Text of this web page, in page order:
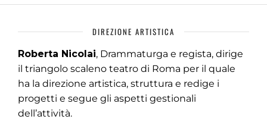
DIREZIONE ARTISTICA
Roberta Nicolai, Drammaturga e regista, dirige
il triangolo scaleno teatro di Roma per il quale
ha la direzione artistica, struttura e redige i
progetti e segue gli aspetti gestionali
dell’attività.